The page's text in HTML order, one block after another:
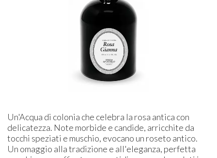
​Un'Acqua di colonia che celebra la rosa antica con
delicatezza. Note morbide e candide, arricchite da
tocchi speziati e muschio, evocano un roseto antico.
Un omaggio alla tradizione e all'eleganza, perfetta